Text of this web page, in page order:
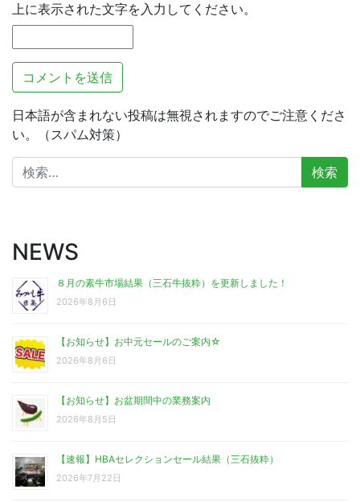
上に表示された文字を入力してください。
日本語が含まれない投稿は無視されますのでご注意くださ
い。（スパム対策）
検
索:
NEWS
８月の素牛市場結果（三石牛抜粋）を更新しました！
2026年8月6日
【お知らせ】お中元セールのご案内☆
2026年8月6日
【お知らせ】お盆期間中の業務案内
2026年8月5日
【速報】HBAセレクションセール結果（三石抜粋）
2026年7月22日